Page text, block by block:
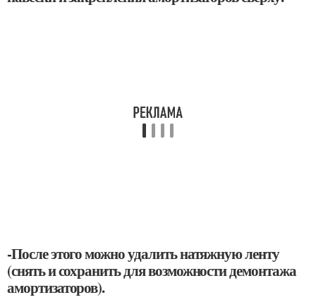
-После этого можно удалить натяжную ленту
(снять и сохранить для возможности демонтажа
амортизаторов).